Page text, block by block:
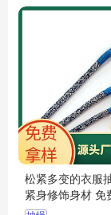
松紧多变的衣服
紧身修饰身材 免